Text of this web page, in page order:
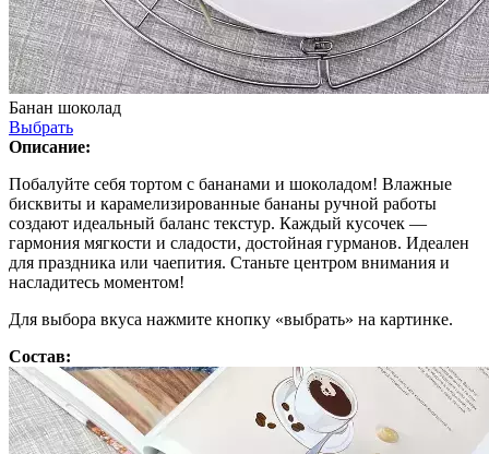
Банан шоколад
Выбрать
Описание:
Побалуйте себя тортом с бананами и шоколадом! Влажные
бисквиты и карамелизированные бананы ручной работы
создают идеальный баланс текстур. Каждый кусочек —
гармония мягкости и сладости, достойная гурманов. Идеален
для праздника или чаепития. Станьте центром внимания и
насладитесь моментом!
Для выбора вкуса нажмите кнопку «выбрать» на картинке.
Состав: